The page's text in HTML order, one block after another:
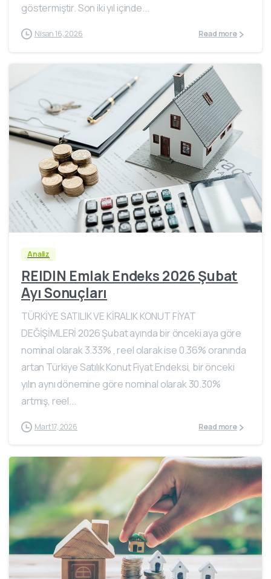
göstermiştir. Son iki yıl içinde...
Nisan 16, 2026 Read more
Analiz
REIDIN Emlak Endeks 2026 Şubat
Ayı Sonuçları
TÜRKİYE SATILIK VE KİRALIK KONUT FİYAT
DEĞİŞİMLERİ 2026 Şubat ayında bir önceki aya göre
nominal olarak 3.33% , reel olarak ise 0.36% oranında
artan Türkiye Satılık Konut Fiyat Endeksi, bir önceki
yılın aynı dönemine göre nominal olarak 30.30%
artmış, reel...
Mart 17, 2026 Read more